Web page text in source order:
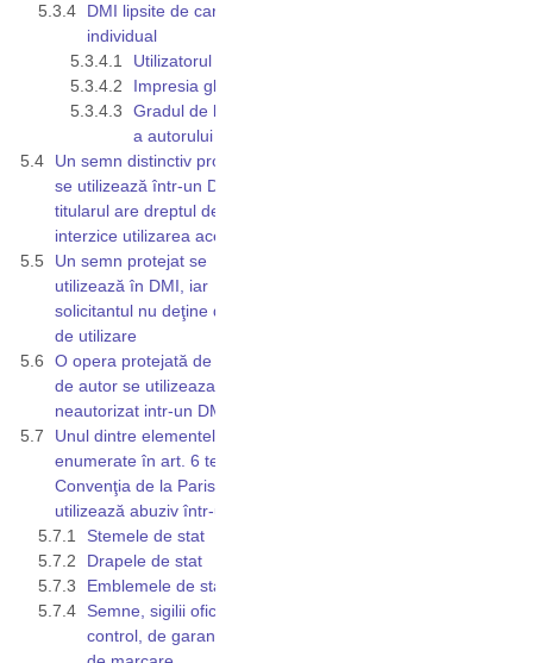
DMI lipsite de caracter
individual
Utilizatorul avizat
Impresia globală
Gradul de liberate
a autorului
Un semn distinctiv protejat
se utilizează într-un DMI, iar
titularul are dreptul de a
interzice utilizarea acestuia
Un semn protejat se
utilizează în DMI, iar
solicitantul nu deţine dreptul
de utilizare
O opera protejată de dreptul
de autor se utilizeaza
neautorizat intr-un DMI
Unul dintre elementele
enumerate în art. 6 ter din
Convenţia de la Paris se
utilizează abuziv într-un DMI
Stemele de stat
Drapele de stat
Emblemele de stat
Semne, sigilii oficiale de
control, de garanție şi